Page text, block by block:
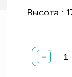
Высота :
−